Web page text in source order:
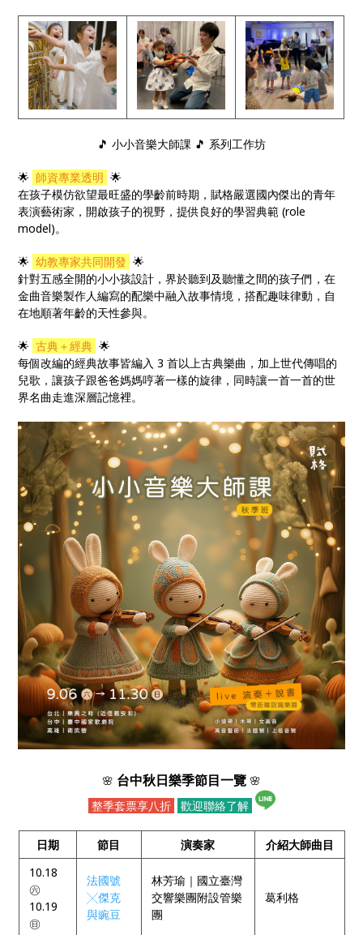
🎵 小小音樂大師課 🎵 系列工作坊
🌟 師資專業透明 🌟
在孩子模仿欲望最旺盛的學齡前時期，賦格嚴選國內傑出的青年
表演藝術家，開啟孩子的視野，提供良好的學習典範 (role
model)。
🌟 幼教專家共同開發 🌟
針對五感全開的小小孩設計，界於聽到及聽懂之間的孩子們，在
金曲音樂製作人編寫的配樂中融入故事情境，搭配趣味律動，自
在地順著年齡的天性參與。
🌟 古典＋經典 🌟
每個改編的經典故事皆編入 3 首以上古典樂曲，加上世代傳唱的
兒歌，讓孩子跟爸爸媽媽哼著一樣的旋律，同時讓一首一首的世
界名曲走進深層記憶裡。
🌸 台中秋日樂季節目一覽 🌸
整季套票享八折
歡迎聯絡了解
日期 節目 演奏家
介紹大師曲目
10.18
㊅
10.19
㊐
法國號
╳傑克
與豌豆
林芳瑜｜國立臺灣
交響樂團附設管樂
團
葛利格